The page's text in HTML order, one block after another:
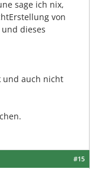
sage ich nix,
von
dieses
und auch nicht
#15